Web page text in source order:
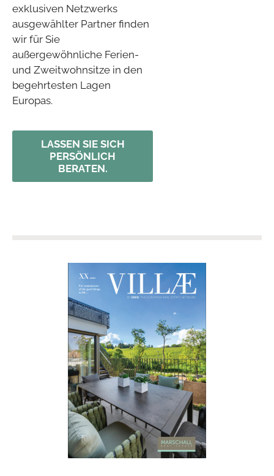
exklusiven Netzwerks
ausgewählter Partner finden
wir für Sie
außergewöhnliche Ferien-
und Zweitwohnsitze in den
begehrtesten Lagen
Europas.
LASSEN SIE SICH
PERSÖNLICH
BERATEN.